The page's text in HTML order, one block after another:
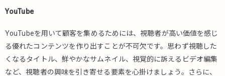
YouTube
YouTubeを用いて顧客を集めるためには、視聴者が高い価値を感じ
る優れたコンテンツを作り出すことが不可欠です。思わず視聴した
くなるタイトル、鮮やかなサムネイル、視覚的に訴えるビデオ編集
など、視聴者の興味を引き寄せる要素を心掛けましょう。さらに、